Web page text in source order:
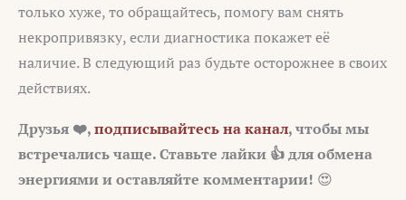
только хуже, то обращайтесь, помогу вам снять
некропривязку, если диагностика покажет её
наличие. В следующий раз будьте осторожнее в своих
действиях.
Друзья ❤️,подписывайтесь на канал, чтобы мы
встречались чаще. Ставьте лайки 👍 для обмена
энергиями и оставляйте комментарии! 😍